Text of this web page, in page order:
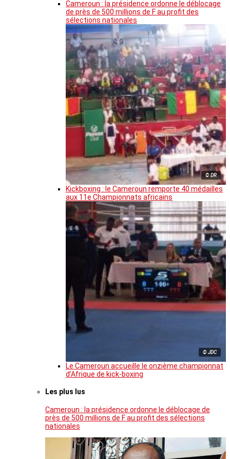
Cameroun : la présidence ordonne le déblocage
de près de 500 millions de F au profit des
sélections nationales
© DR
Kickboxing : le Cameroun remporte 40 médailles
aux 11e Championnats africains
© JDC
Le Cameroun accueille le onzième championnat
d’Afrique de kick-boxing
Les plus lus
Cameroun : la présidence ordonne le déblocage de
près de 500 millions de F au profit des sélections
nationales